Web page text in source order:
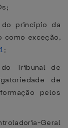
do princípio da
como exceção,
;
Tribunal de
de
pelos
Geral